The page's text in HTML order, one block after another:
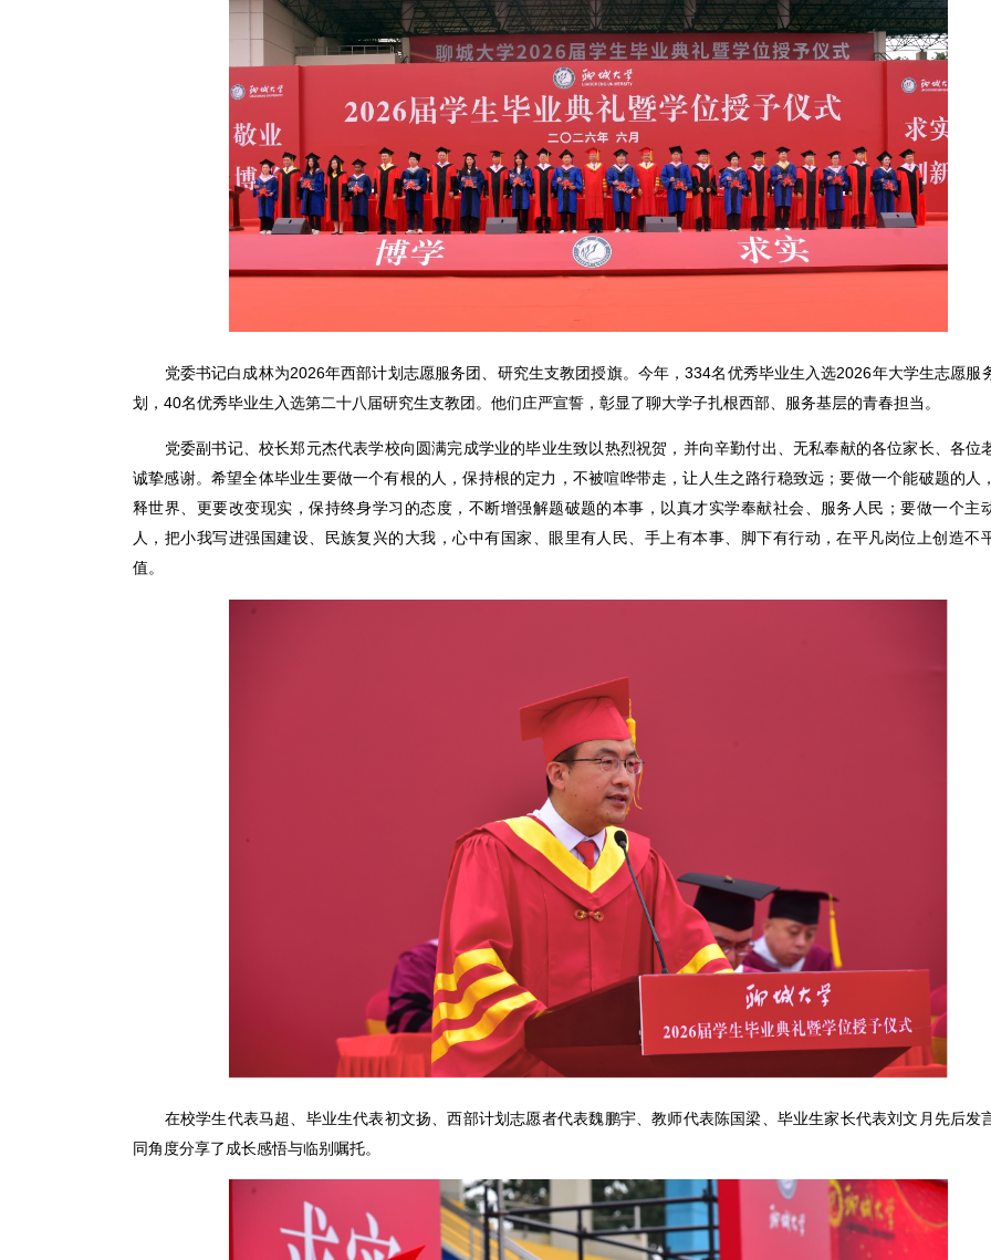
党委书记白成林为2026年西部计划志愿服务团、研究生支教团授旗。今年，334名优秀毕业生入选2026年大学生志愿服
划，40名优秀毕业生入选第二十八届研究生支教团。他们庄严宣誓，彰显了聊大学子扎根西部、服务基层的青春担当。
党委副书记、校长郑元杰代表学校向圆满完成学业的毕业生致以热烈祝贺，并向辛勤付出、无私奉献的各位家长、各位
诚挚感谢。希望全体毕业生要做一个有根的人，保持根的定力，不被喧哗带走，让人生之路行稳致远；要做一个能破题的人
释世界、更要改变现实，保持终身学习的态度，不断增强解题破题的本事，以真才实学奉献社会、服务人民；要做一个主
人，把小我写进强国建设、民族复兴的大我，心中有国家、眼里有人民、手上有本事、脚下有行动，在平凡岗位上创造不
值。
在校学生代表马超、毕业生代表初文扬、西部计划志愿者代表魏鹏宇、教师代表陈国梁、毕业生家长代表刘文月先后发
同角度分享了成长感悟与临别嘱托。